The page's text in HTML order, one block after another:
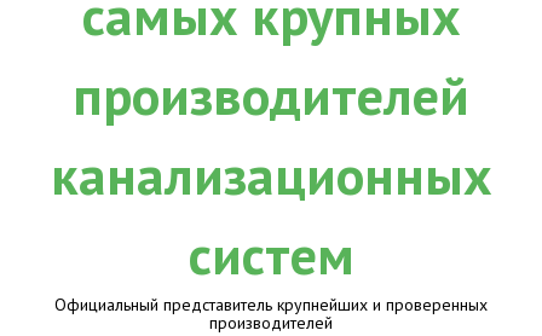
Официальный представитель крупнейших и проверенных
производителей